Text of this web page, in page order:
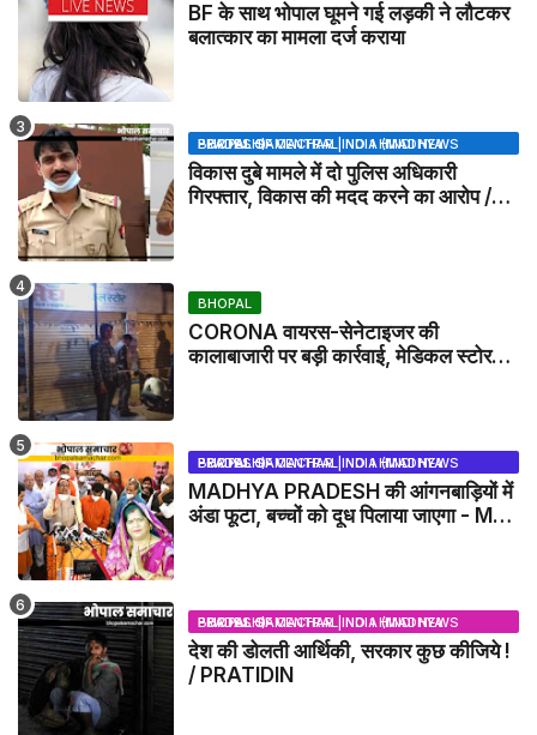
BF के साथ भोपाल घूमने गई लड़की ने लौटकर
बलात्कार का मामला दर्ज कराया
BHOPAL SAMACHAR | NO 1 HINDI NEWS PORTAL OF CENTRAL INDIA (MADHYA PRADESH)
विकास दुबे मामले में दो पुलिस अधिकारी
गिरफ्तार, विकास की मदद करने का आरोप /
BHOPAL
CORONA वायरस-सेनेटाइजर की
कालाबाजारी पर बड़ी कार्रवाई, मेडिकल स्टोर
BHOPAL SAMACHAR | NO 1 HINDI NEWS PORTAL OF CENTRAL INDIA (MADHYA PRADESH)
MADHYA PRADESH की आंगनबाड़ियों में
अंडा फूटा, बच्चों को दूध पिलाया जाएगा - MP
BHOPAL SAMACHAR | NO 1 HINDI NEWS PORTAL OF CENTRAL INDIA (MADHYA PRADESH)
देश की डोलती आर्थिकी, सरकार कुछ कीजिये !
/ PRATIDIN